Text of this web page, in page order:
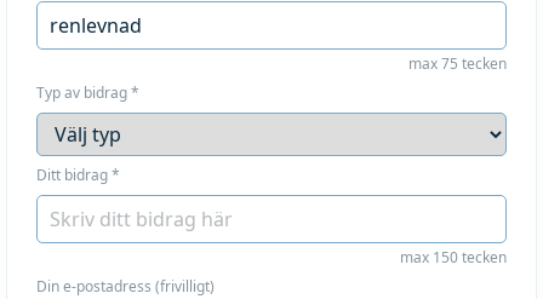
max 75 tecken
Typ av bidrag*
Ditt bidrag*
max 150 tecken
Din e-postadress (frivilligt)